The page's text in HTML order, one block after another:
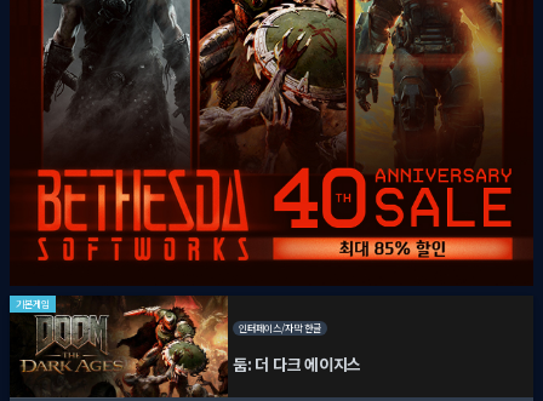
기본게임
인터페이스/자막 한글
둠: 더 다크 에이지스